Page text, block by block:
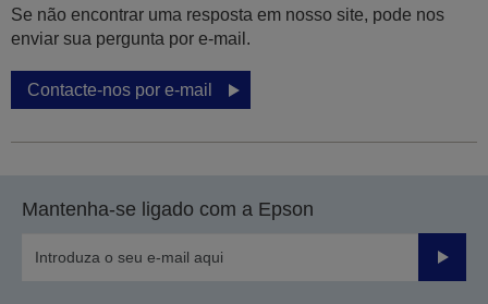
Se não encontrar uma resposta em nosso site, pode nos
enviar sua pergunta por e-mail.
Contacte-nos por e-mail
Mantenha-se ligado com a Epson
Enviar